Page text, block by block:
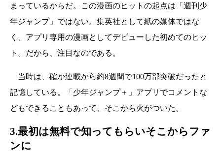
まっているからだ。この漫画のヒットの起点は「週刊少
年ジャンプ」ではない。集英社として紙の媒体ではな
く、アプリ専用の漫画としてデビューした初めてのヒッ
ト。だから、注目なのである。
当時は、確か連載から約8週間で100万部突破だったと
記憶している。「少年ジャンプ＋」アプリでコメントな
どもできることもあって、そこから火がついた。
3.最初は無料で知ってもらいそこからファ
ンに